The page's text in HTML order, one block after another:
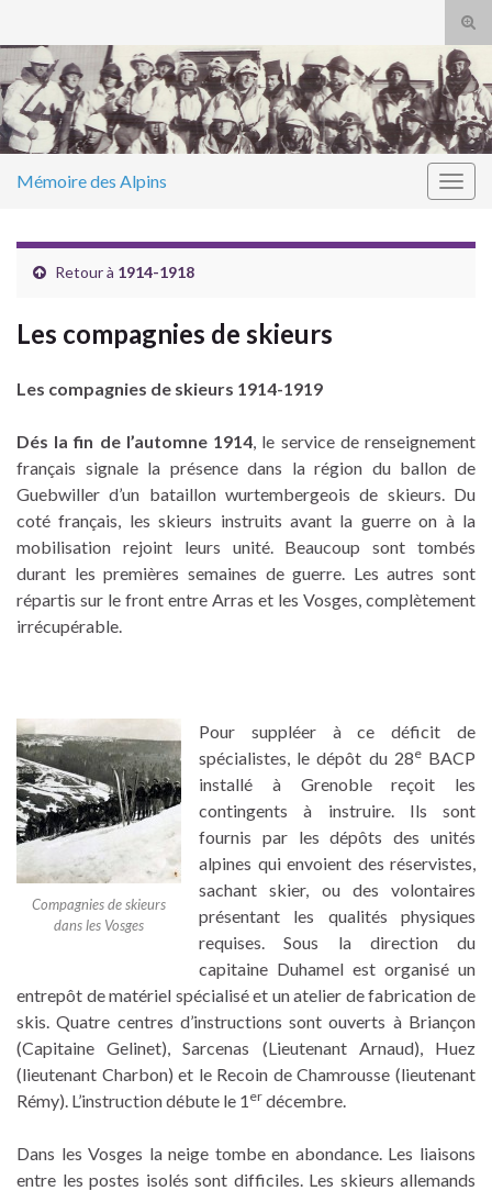
Search for:
Mémoire des Alpins
Retour à 1914-1918
Les compagnies de skieurs
Les compagnies de skieurs 1914-1919
Dés la fin de l’automne 1914 , le service de renseignement
français signale la présence dans la région du ballon de
Guebwiller d’un bataillon wurtembergeois de skieurs. Du
coté français, les skieurs instruits avant la guerre on à la
mobilisation rejoint leurs unité. Beaucoup sont tombés
durant les premières semaines de guerre. Les autres sont
répartis sur le front entre Arras et les Vosges, complètement
irrécupérable.
Compagnies de skieurs
dans les Vosges
Pour suppléer à ce déficit de
spécialistes, le dépôt du 28eBACP
installé à Grenoble reçoit les
contingents à instruire. Ils sont
fournis par les dépôts des unités
alpines qui envoient des réservistes,
sachant skier, ou des volontaires
présentant les qualités physiques
requises. Sous la direction du
capitaine Duhamel est organisé un
entrepôt de matériel spécialisé et un atelier de fabrication de
skis. Quatre centres d’instructions sont ouverts à Briançon
(Capitaine Gelinet), Sarcenas (Lieutenant Arnaud), Huez
(lieutenant Charbon) et le Recoin de Chamrousse (lieutenant
Rémy). L’instruction débute le 1 er décembre.
Dans les Vosges la neige tombe en abondance. Les liaisons
entre les postes isolés sont difficiles. Les skieurs allemands